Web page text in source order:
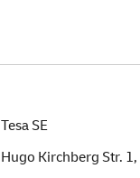
Tesa SE
Hugo Kirchberg Str. 1,